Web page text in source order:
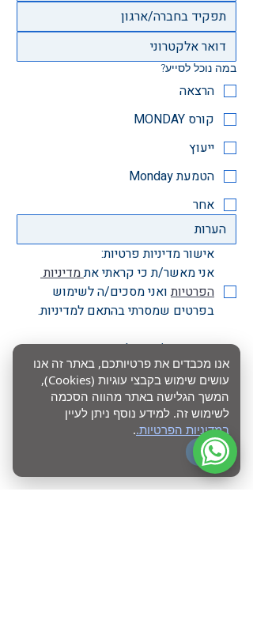
אנו מכבדים את פרטיותכם, באתר זה אנו
עושים שימוש בקבצי עוגיות (Cookies),
המשך הגלישה באתר מהווה הסכמה
לשימוש זה. למידע נוסף ניתן לעיין
במדיניות הפרטיות..
OK
במה נוכל לסייע?
הרצאה
קורס MONDAY
ייעוץ
הטמעת Monday
אחר
אישור מדיניות פרטיות:
אני מאשר/ת כי קראתי את
מדיניות
הפרטיות
בפרטים שמסרתי בהתאם למדיניות.
אני מאשר/ת קבלת עדכונים
מקצועיים, הזמנות לאירועים ותכנים
רלוונטיים מ־SoftSkills.
ניתן להסיר את ההסכמה בכל עת
שליחה